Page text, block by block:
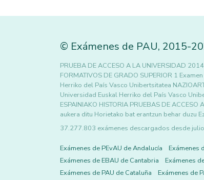
© Exámenes de PAU, 2015-
PRUEBA DE ACCESO A LA UNIVERSIDAD
FORMATIVOS DE GRADO SUPERIOR 1
Herriko del País Vasco Unibertsitatea
Universidad Euskal Herriko del País Vasco
ESPAINIAKO HISTORIA PRUEBAS DE
aukera ditu Horietako bat erantzun behar duzu
37.277.803 exámenes descargados desde
Exámenes de PEvAU de Andalucía Exámenes
Exámenes de EBAU de Cantabria
Exámenes
Exámenes de PAU de Cataluña
Exámenes de